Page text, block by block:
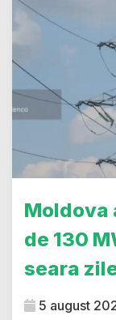
Moldova
de 130
seara
5 august